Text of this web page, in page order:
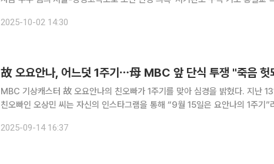
2025-10-02 14:30
故 오요안나, 어느덧 1주기⋯母 MBC 앞 단식 투쟁 "죽음 헛
MBC 기상캐스터 故 오요안나의 친오빠가 1주기를 맞아 심경을 밝혔다. 지난 13일 故 오요안나의
친오빠인 오상민 씨는 자신의 인스타그램을 통해 “9월 15일은 요안나의 1주기”라고
서 문제 해결을 촉구하며 단식 투쟁을 이어가 전했다.
2025-09-14 16:37